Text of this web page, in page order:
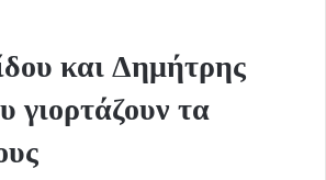
και Δημήτρης
γιορτάζουν τα